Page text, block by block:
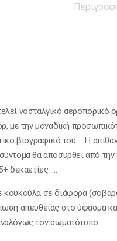
νοσταλγικό αεροπορικό
με την μοναδική
βιογραφικό του … Η
θα αποσυρθεί από την
δεκαετίες ….
σε διάφορα
απευθείας στο ύφασμα
τον σωματότυπο.